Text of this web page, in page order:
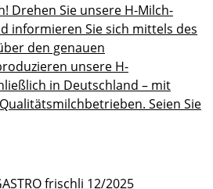
Drehen Sie unsere H-Milch-
informieren Sie sich mittels des
den genauen
unsere H-
in Deutschland – mit
Seien Sie